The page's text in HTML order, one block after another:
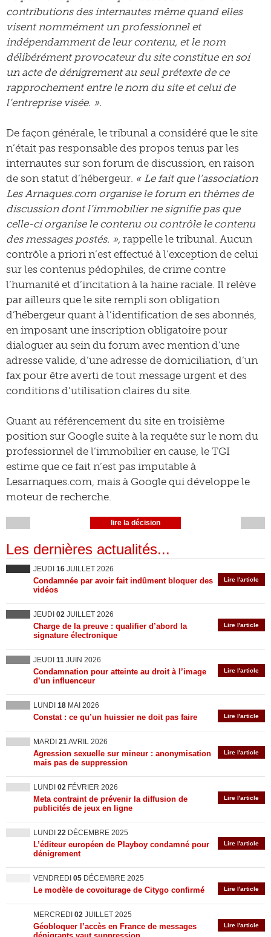
contributions des internautes même quand elles
visent nommément un professionnel et
indépendamment de leur contenu, et le nom
délibérément provocateur du site constitue en soi
un acte de dénigrement au seul prétexte de ce
rapprochement entre le nom du site et celui de
l’entreprise visée. ».
De façon générale, le tribunal a considéré que le site
n’était pas responsable des propos tenus par les
internautes sur son forum de discussion, en raison
de son statut d’hébergeur. « Le fait que l’association
Les Arnaques.com organise le forum en thèmes de
discussion dont l’immobilier ne signifie pas que
celle-ci organise le contenu ou contrôle le contenu
des messages postés. », rappelle le tribunal. Aucun
contrôle a priori n’est effectué à l’exception de celui
sur les contenus pédophiles, de crime contre
l’humanité et d’incitation à la haine raciale. Il relève
par ailleurs que le site rempli son obligation
d’hébergeur quant à l’identification de ses abonnés,
en imposant une inscription obligatoire pour
dialoguer au sein du forum avec mention d’une
adresse valide, d’une adresse de domiciliation, d’un
fax pour être averti de tout message urgent et des
conditions d’utilisation claires du site.
Quant au référencement du site en troisième
position sur Google suite à la requête sur le nom du
professionnel de l’immobilier en cause, le TGI
estime que ce fait n’est pas imputable à
Lesarnaques.com, mais à Google qui développe le
moteur de recherche.
lire la décision
Les dernières actualités...
JEUDI 16 JUILLET 2026
Lire l'article
Condamnée par avoir fait indûment bloquer des
vidéos
JEUDI 02 JUILLET 2026
Lire l'article
Charge de la preuve : qualifier d’abord la
signature électronique
JEUDI 11 JUIN 2026
Lire l'article
Condamnation pour atteinte au droit à l’image
d’un influenceur
LUNDI 18 MAI 2026
Lire l'article
Constat : ce qu’un huissier ne doit pas faire
MARDI 21AVRIL 2026
Lire l'article
Agression sexuelle sur mineur : anonymisation
mais pas de suppression
LUNDI 02 FÉVRIER 2026
Lire l'article
Meta contraint de prévenir la diffusion de
publicités de jeux en ligne
LUNDI 22 DÉCEMBRE 2025
Lire l'article
L’éditeur européen de Playboy condamné pour
dénigrement
VENDREDI 05 DÉCEMBRE 2025
Lire l'article
Le modèle de covoiturage de Citygo confirmé
MERCREDI 02 JUILLET 2025
Lire l'article
Géobloquer l’accès en France de messages